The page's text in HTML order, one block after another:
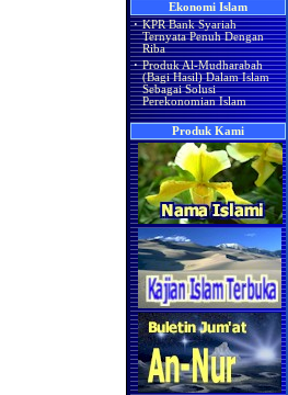
Ekonomi Islam
· KPR Bank Syariah
Ternyata Penuh Dengan
Riba
· Produk Al-Mudharabah
(Bagi Hasil) Dalam Islam
Sebagai Solusi
Perekonomian Islam
Produk Kami